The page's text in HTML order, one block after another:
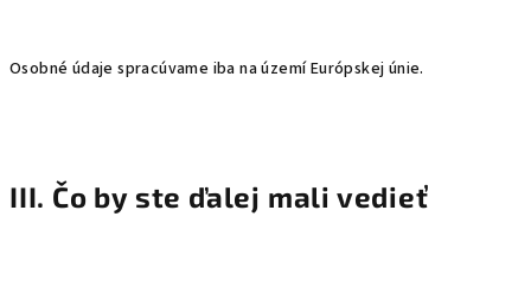
Osobné údaje spracúvame iba na území Európskej únie.
III. Čo by ste ďalej mali vedieť